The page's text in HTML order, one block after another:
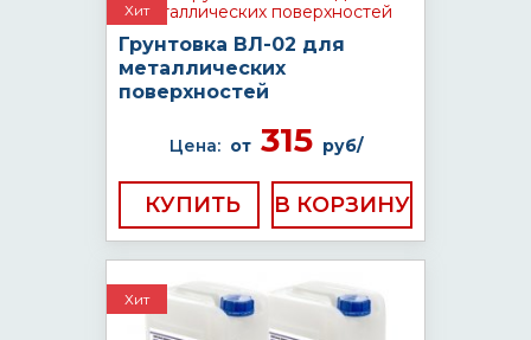
Хит
Грунтовка ВЛ-02 для
металлических
поверхностей
Цена: от315 руб/
КУПИТЬ
Хит